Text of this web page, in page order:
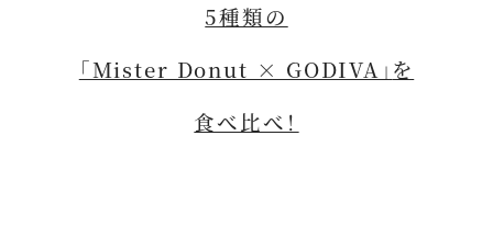
5種類の
「Mister Donut × GODIVA」 を
食べ比べ！